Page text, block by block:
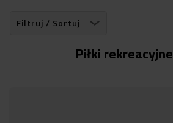
Filtruj / Sortuj
Piłki rekreacyjne